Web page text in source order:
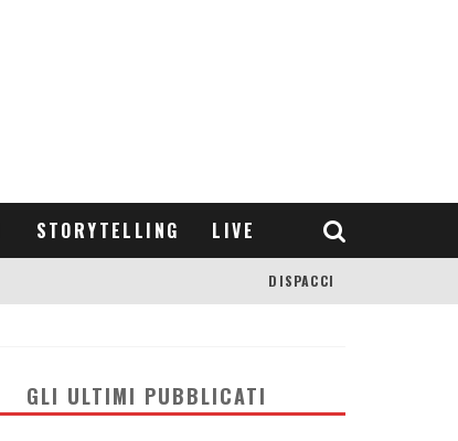
STORYTELLING LIVE
DISPACCI
GLI ULTIMI PUBBLICATI